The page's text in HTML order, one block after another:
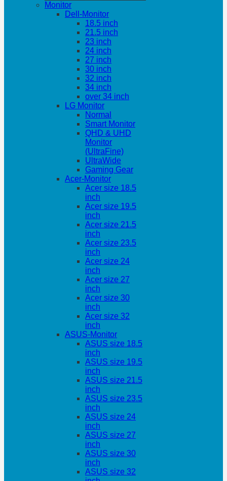
Monitor
Dell-Monitor
18.5 inch
21.5 inch
23 inch
24 inch
27 inch
30 inch
32 inch
34 inch
over 34 inch
LG Monitor
Normal
Smart Monitor
QHD & UHD
Monitor
(UltraFine)
UltraWide
Gaming Gear
Acer-Monitor
Acer size 18.5
inch
Acer size 19.5
inch
Acer size 21.5
inch
Acer size 23.5
inch
Acer size 24
inch
Acer size 27
inch
Acer size 30
inch
Acer size 32
inch
ASUS-Monitor
ASUS size 18.5
inch
ASUS size 19.5
inch
ASUS size 21.5
inch
ASUS size 23.5
inch
ASUS size 24
inch
ASUS size 27
inch
ASUS size 30
inch
ASUS size 32